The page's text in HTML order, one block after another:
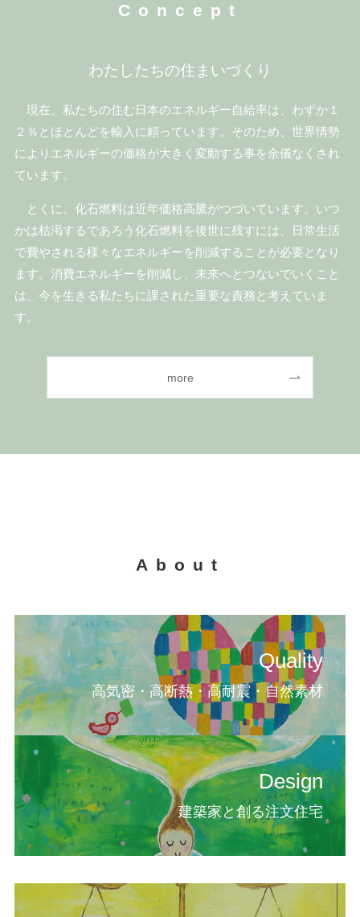
Concept
わたしたちの住まいづくり
現在、私たちの住む日本のエネルギー自給率は、わずか１
２％とほとんどを輸入に頼っています。そのため、世界情勢
によりエネルギーの価格が大きく変動する事を余儀なくされ
ています。
とくに、化石燃料は近年価格高騰がつづいています。いつ
かは枯渇するであろう化石燃料を後世に残すには、日常生活
で費やされる様々なエネルギーを削減することが必要となり
ます。消費エネルギーを削減し、未来へとつないでいくこと
は、今を生きる私たちに課された重要な責務と考えていま
す。
more
About
Quality
高気密・高断熱・高耐震・自然素材
Design
建築家と創る注文住宅